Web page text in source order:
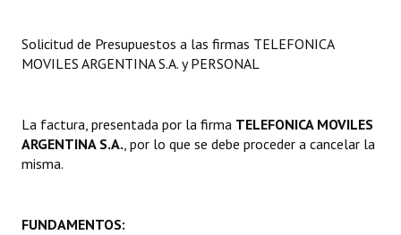
Reglamento Interno
Organigrama
Informes de Gestión
Solicitud de Presupuestos a las firmas TELEFONICA
MOVILES ARGENTINA S.A. y PERSONAL
La factura, presentada por la firma TELEFONICA MOVILES
ARGENTINA S.A., por lo que se debe proceder a cancelar la
misma.
FUNDAMENTOS: